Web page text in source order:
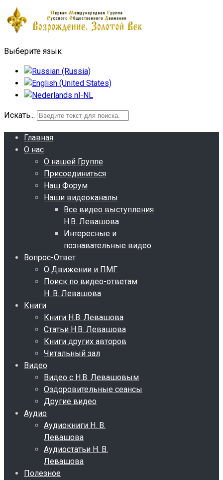
Выберите язык
Искать...
Главная
О нас
О нашей Группе
Присоединиться
Наш Форум
Наши видеоканалы
Все видео выступления
Н.В. Левашова
Интересные и
познавательные видео
Вопрос-Ответ
О Движении и ПМГ
Поиск по видео-ответам
Н. В. Левашова
Книги
Книги Н.В. Левашова
Статьи Н.В. Левашова
Книги других авторов
Читальный зал
Видео
Видео с Н.В. Левашовым
Оздоровительные сеансы
Другие видео
Аудио
Аудиокниги Н. В.
Левашова
Аудиостатьи Н. В.
Левашова
Полезное